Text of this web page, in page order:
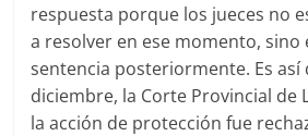
respuesta porque los jueces no
a resolver en ese momento, sino
sentencia posteriormente. Es así
diciembre, la Corte Provincial de
la acción de protección fue